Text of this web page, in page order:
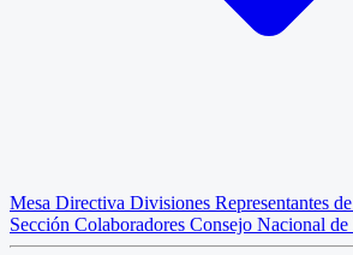
Mesa Directiva Divisiones Representantes
Sección Colaboradores Consejo Nacional